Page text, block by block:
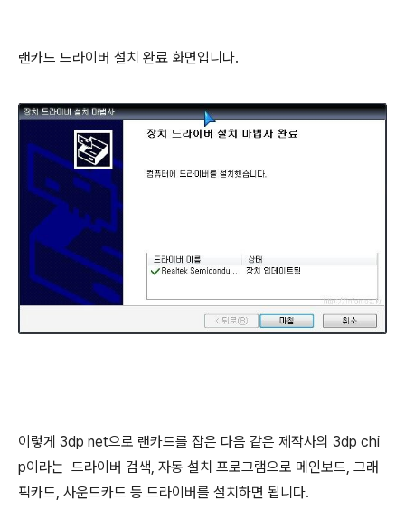
랜카드 드라이버 설치 완료 화면입니다.
이렇게 3dp net으로 랜카드를 잡은 다음 같은 제작사의 3dp chi
p이라는 드라이버 검색, 자동 설치 프로그램으로 메인보드, 그래
픽카드, 사운드카드 등 드라이버를 설치하면 됩니다.